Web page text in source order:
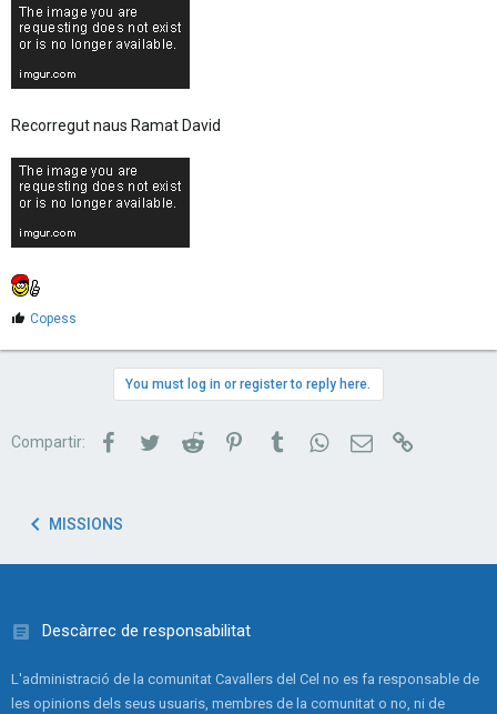
Recorregut naus Ramat David
M
a
e
Copess
You must log in or register to reply here.
Compartir: FacebookTwitterReddit PinterestTumblrWhatsAppCorreu electrònic
MISSIONS
Descàrrec de responsabilitat
L'administració de la comunitat Cavallers del Cel no es fa responsable de
les opinions dels seus usuaris, membres de la comunitat o no, ni de